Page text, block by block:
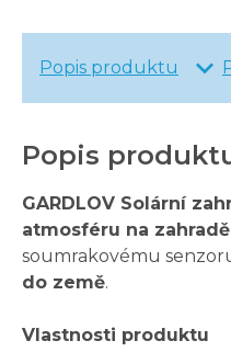
Popis produktu
Popis
GARDLOV Solární
atmosféru na
soumrakovému
do země.
Vlastnosti produktu